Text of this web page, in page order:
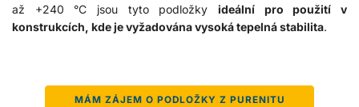
až +240 °C jsou tyto podložky ideální pro použití v
konstrukcích, kde je vyžadována vysoká tepelná stabilita.
MÁM ZÁJEM O PODLOŽKY Z PURENITU